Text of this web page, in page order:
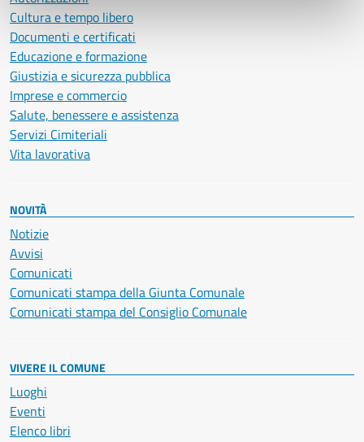
Cultura e tempo libero
Documenti e certificati
Educazione e formazione
Giustizia e sicurezza pubblica
Imprese e commercio
Salute, benessere e assistenza
Servizi Cimiteriali
Vita lavorativa
NOVITÀ
Notizie
Avvisi
Comunicati
Comunicati stampa della Giunta Comunale
Comunicati stampa del Consiglio Comunale
VIVERE IL COMUNE
Luoghi
Eventi
Elenco libri